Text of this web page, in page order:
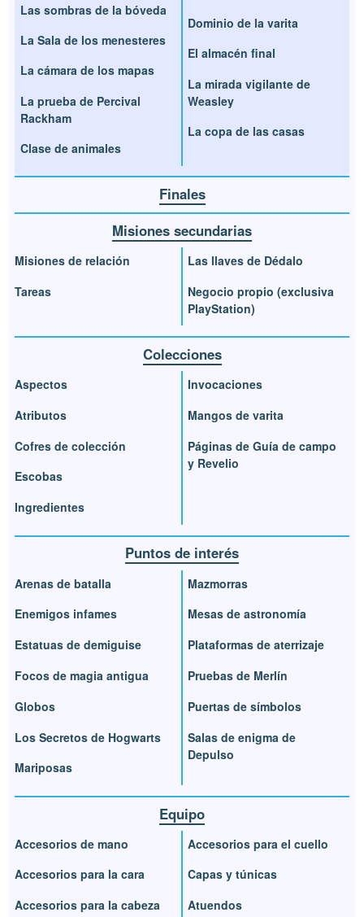
Las sombras de la bóveda
La Sala de los menesteres
La cámara de los mapas
La prueba de Percival
Rackham
Clase de animales
Dominio de la varita
El almacén final
La mirada vigilante de
Weasley
La copa de las casas
Finales
Misiones secundarias
Misiones de relación
Tareas
Las llaves de Dédalo
Negocio propio (exclusiva
PlayStation)
Colecciones
Aspectos
Atributos
Cofres de colección
Escobas
Ingredientes
Invocaciones
Mangos de varita
Páginas de Guía de campo
y Revelio
Puntos de interés
Arenas de batalla
Enemigos infames
Estatuas de demiguise
Focos de magia antigua
Globos
Los Secretos de Hogwarts
Mariposas
Mazmorras
Mesas de astronomía
Plataformas de aterrizaje
Pruebas de Merlín
Puertas de símbolos
Salas de enigma de
Depulso
Equipo
Accesorios de mano
Accesorios para la cara
Accesorios para la cabeza
Accesorios para el cuello
Capas y túnicas
Atuendos